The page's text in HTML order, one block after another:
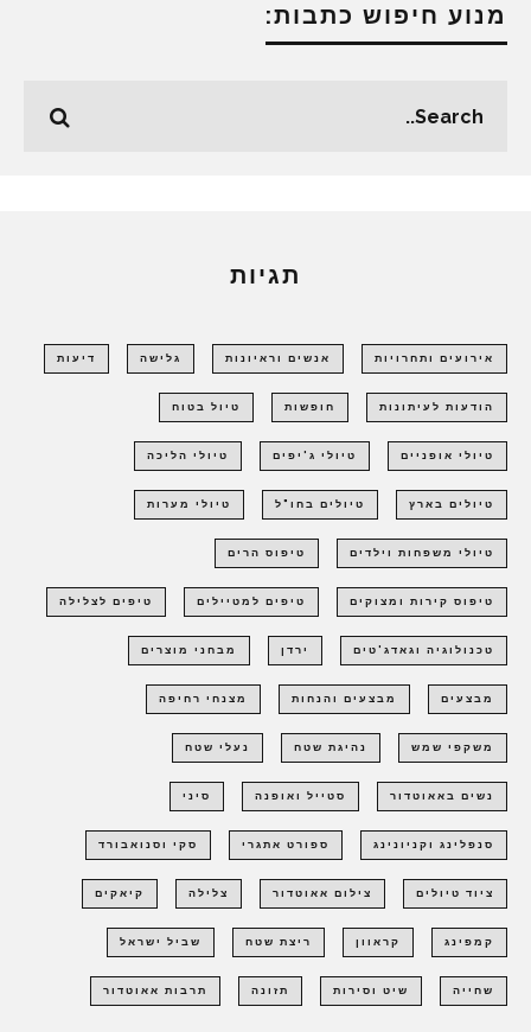
מנוע חיפוש כתבות:
תגיות
אירועים ותחרויות אנשים וראיונות גלישה דיעות
הודעות לעיתונות חופשות טיול בטוח
טיולי אופניים טיולי ג'יפים טיולי הליכה
טיולים בארץ טיולים בחו"ל טיולי מערות
טיולי משפחות וילדים טיפוס הרים
טיפוס קירות ומצוקים טיפים למטיילים טיפים לצלילה
טכנולוגיה וגאדג'טים ירדן מבחני מוצרים
מבצעים מבצעים והנחות מצנחי רחיפה
משקפי שמש נהיגת שטח נעלי שטח
נשים באאוטדור סטייל ואופנה סיני
סנפלינג וקניונינג ספורט אתגרי סקי וסנואבורד
ציוד טיולים צילום אאוטדור צלילה קיאקים
קמפינג קראוון ריצת שטח שביל ישראל
שחייה שיט וסירות תזונה תרבות אאוטדור